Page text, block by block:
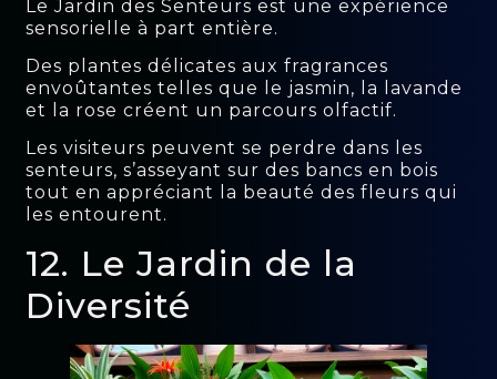
Le Jardin des Senteurs est une expérience
sensorielle à part entière.
Des plantes délicates aux fragrances
envoûtantes telles que le jasmin, la lavande
et la rose créent un parcours olfactif.
Les visiteurs peuvent se perdre dans les
senteurs, s’asseyant sur des bancs en bois
tout en appréciant la beauté des fleurs qui
les entourent.
12. Le Jardin de la
Diversité